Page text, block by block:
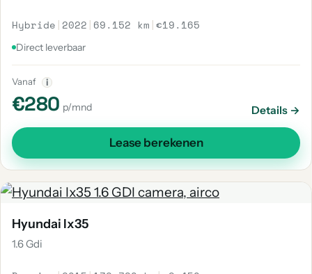
Hybride | 2022 | 69.152 km |€19.165
Direct leverbaar
Vanaf i
€280 p/mnd Details →
Lease berekenen
Hyundai Ix35
1.6 Gdi